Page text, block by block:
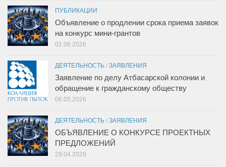
ПУБЛИКАЦИИ
Объявление о продлении срока приема заявок
на конкурс мини-грантов
01.06.2026
ДЕЯТЕЛЬНОСТЬ / ЗАЯВЛЕНИЯ
Заявление по делу Атбасарской колонии и
обращение к гражданскому обществу
06.05.2026
ДЕЯТЕЛЬНОСТЬ / ЗАЯВЛЕНИЯ
ОБЪЯВЛЕНИЕ О КОНКУРСЕ ПРОЕКТНЫХ
ПРЕДЛОЖЕНИЙ
29.04.2026